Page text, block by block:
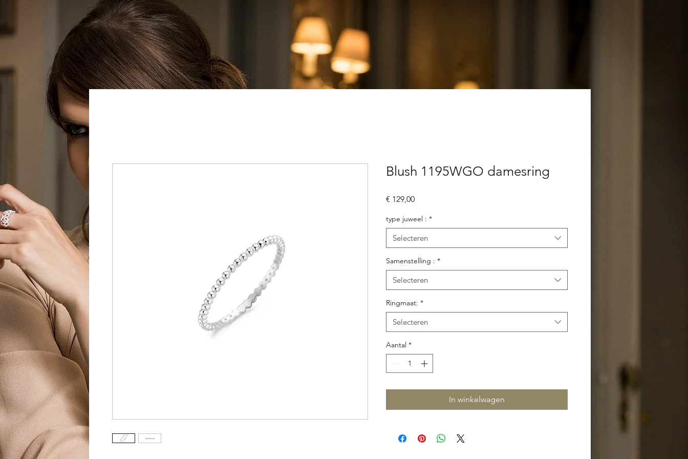
Blush 1195WGO damesring
€ 129,00Prijs
type juweel : *
Selecteren
Samenstelling : *
Selecteren
Ringmaat: *
Selecteren
Aantal *
In winkelwagen